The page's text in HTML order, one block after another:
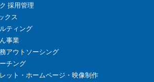
採用管理
クス
ティング
事業
アウトソーシング
チング
ット・ ホームページ・ 映像制作